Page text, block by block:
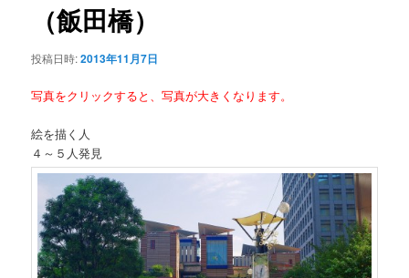
（飯田橋）
投稿日時:2013年11月7日
写真をクリックすると、写真が大きくなります。
絵を描く人
４～５人発見